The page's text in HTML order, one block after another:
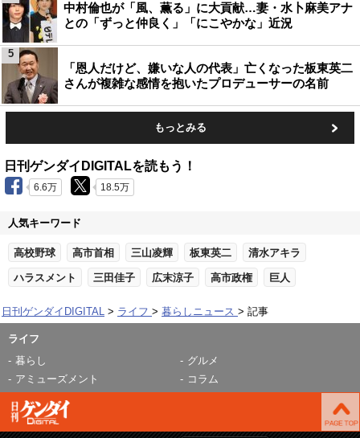
中村倫也が「風、薫る」に大貢献…妻・水卜麻美アナ
との「ずっと仲良く」「にこやかな」近況
「恩人だけど、嫌いな人の代表」亡くなった板東英二
さんが複雑な感情を抱いたプロデューサーの名前
5
もっとみる
日刊ゲンダイDIGITALを読もう！
6.6万 18.5万
人気キーワード
高校野球 高市首相 三山凌輝 板東英二 清水アキラ
ハラスメント 三田佳子 広末涼子 高市政権 巨人
日刊ゲンダイDIGITAL ライフ 暮らしニュース 記事
ライフ
暮らし
グルメ
アミューズメント
コラム